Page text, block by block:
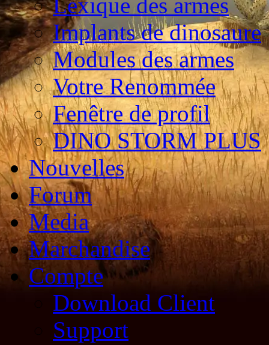
Implants de dinosaure
Modules des armes
Votre Renommée
Fenêtre de profil
DINO STORM PLUS
Nouvelles
Forum
Media
Marchandise
Compte
Download Client
Support